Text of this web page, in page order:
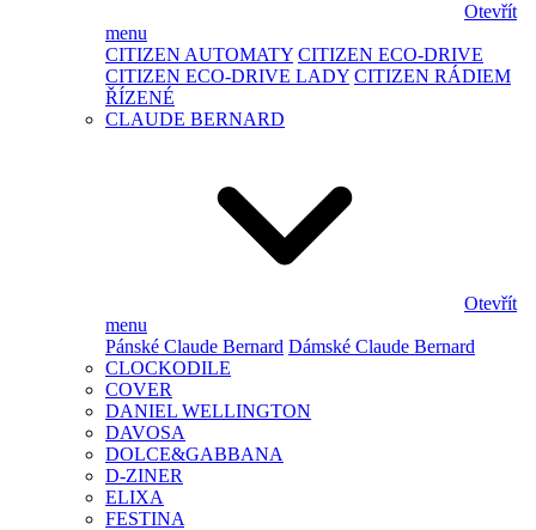
Otevřít
menu
CITIZEN AUTOMATY CITIZEN ECO-DRIVE
CITIZEN ECO-DRIVE LADY CITIZEN RÁDIEM
ŘÍZENÉ
CLAUDE BERNARD
Otevřít
menu
Pánské Claude Bernard Dámské Claude Bernard
CLOCKODILE
COVER
DANIEL WELLINGTON
DAVOSA
DOLCE&GABBANA
D-ZINER
ELIXA
FESTINA